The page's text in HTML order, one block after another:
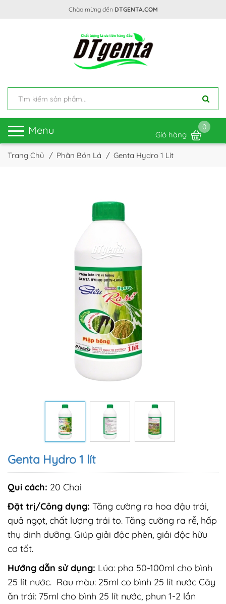
Chào mừng đến DTGENTA.COM
Menu Giỏ hàng
0
Trang Chủ Phân Bón Lá Genta Hydro 1 Lít
Genta Hydro 1 lít
Qui cách: 20 Chai
Đặt trị/Công dụng: Tăng cường ra hoa đậu trái,
quả ngọt, chất lượng trái to. Tăng cường ra rễ, hấp
thụ dinh dưỡng. Giúp giải độc phèn, giải độc hữu
cơ tốt.
Hướng dẫn sử dụng: Lúa: pha 50-100ml cho bình
25 lít nước. Rau màu: 25ml co bình 25 lít nước Cây
ăn trái: 75ml cho bình 25 lít nước, phun 1-2 lần